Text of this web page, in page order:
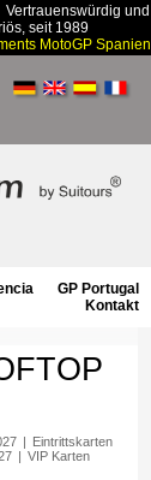
Vertrauenswürdig und
seit 1989
MotoGP Spanien
GP Portugal
Kontakt
Eintrittskarten
VIP Karten